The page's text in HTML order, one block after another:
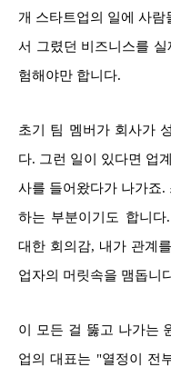
개 스타트업의 일에 사
서 그렸던 비즈니스를
험해야만 합니다.
초기 팀 멤버가 회사가
다. 그런 일이 있다면 업
사를 들어왔다가 나가죠
하는 부분이기도 합니
대한 회의감, 내가 관계
업자의 머릿속을 맴돕니
이 모든 걸 뚫고 나가는
업의 대표는 "열정이 전